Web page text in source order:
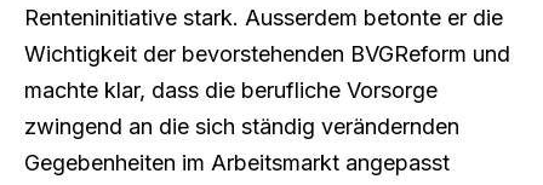
Renteninitiative stark. Ausserdem betonte er die
Wichtigkeit der bevorstehenden BVGReform und
machte klar, dass die berufliche Vorsorge
zwingend an die sich ständig verändernden
Gegebenheiten im Arbeitsmarkt angepasst